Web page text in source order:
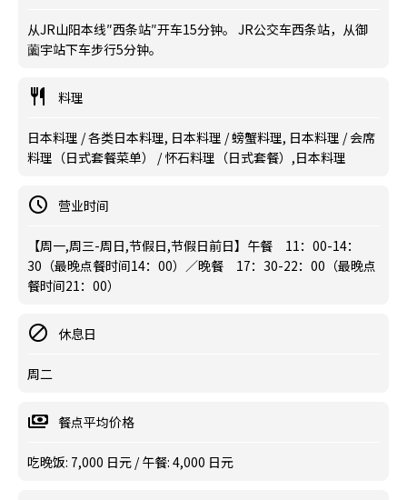
从JR山阳本线″西条站″开车15分钟。 JR公交车西条站，从御
薗宇站下车步行5分钟。
料理
日本料理 / 各类日本料理, 日本料理 / 螃蟹料理, 日本料理 / 会席
料理（日式套餐菜单） / 怀石料理（日式套餐）,日本料理
营业时间
【周一,周三-周日,节假日,节假日前日】午餐 11：00-14：
30（最晚点餐时间14：00）／晚餐 17：30-22：00（最晚点
餐时间21：00）
休息日
周二
餐点平均价格
吃晚饭: 7,000 日元 / 午餐: 4,000 日元